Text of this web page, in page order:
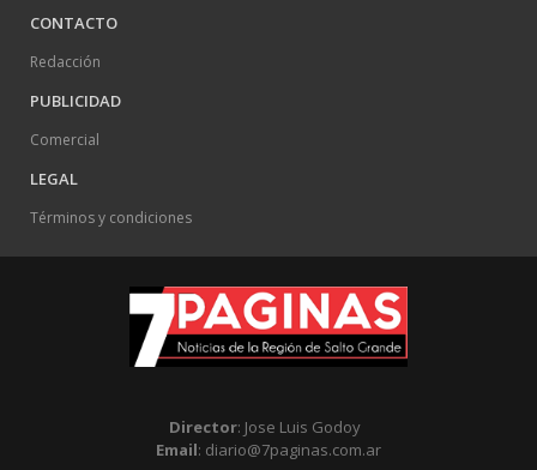
CONTACTO
Redacción
PUBLICIDAD
Comercial
LEGAL
Términos y condiciones
Director: Jose Luis Godoy
Email: diario@7paginas.com.ar